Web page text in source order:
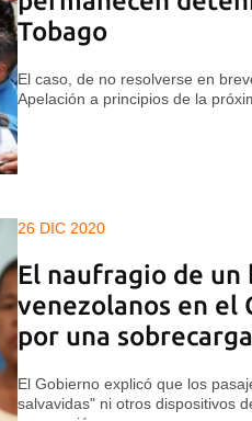
Tobago
El caso, de no resolverse en
Apelación a principios de la
26 DIC 2020
El naufragio de un
venezolanos en el
por una sobrecarga
El Gobierno explicó que los
salvavidas" ni otros dispositivos